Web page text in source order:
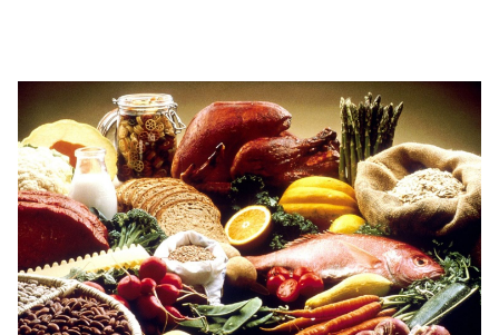
Anträge CDU
Kleine Anfragen
CDU Deutschland
CDU Fraktion im Brandenburger Landtag
CDU Brandenburg
CDU Potsdam